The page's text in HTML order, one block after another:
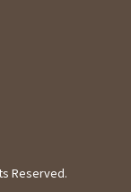
Reserved.